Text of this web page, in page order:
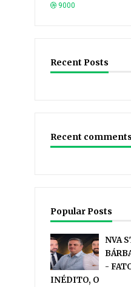
9000
Recent Posts
Recent comments
Popular Posts
NVA
-
INÉDITO, O